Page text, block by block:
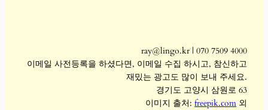
ray@lingo.kr | 070 7509 4000
이메일 사전등록을 하셨다면, 이메일 수집 하시고, 참신하고
재밌는 광고도 많이 보내 주세요.
경기도 고양시 삼원로 63
이미지 출처:freepik.com 외